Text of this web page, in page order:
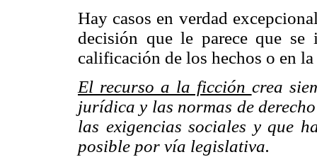
Hay casos en verdad
decisión que le parece que
calificación de los hechos o en
El recurso a la ficción crea
jurídica y las normas de
las exigencias sociales y que
posible por vía legislativa.